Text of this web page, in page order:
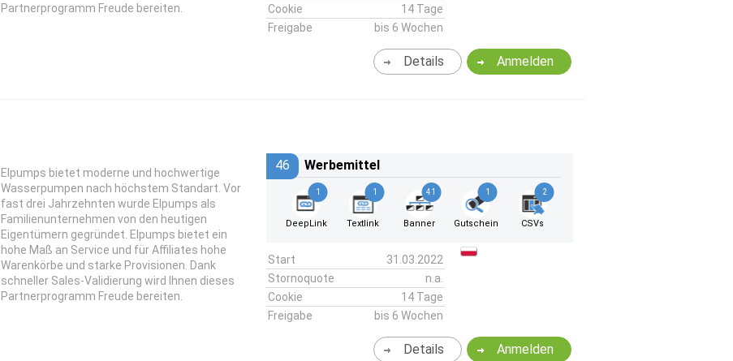
Partnerprogramm Freude bereiten.
Cookie
14 Tage
Freigabe
bis 6 Wochen
Anmelden
Details
Elpumps bietet moderne und hochwertige
Wasserpumpen nach höchstem Standart. Vor
fast drei Jahrzehnten wurde Elpumps als
Familienunternehmen von den heutigen
Eigentümern gegründet. Elpumps bietet ein
hohe Maß an Service und für Affiliates hohe
Warenkörbe und starke Provisionen. Dank
schneller Sales-Validierung wird Ihnen dieses
Partnerprogramm Freude bereiten.
46 Werbemittel
1
DeepLink
1
Textlink
41
Banner
1
Gutschein
2
CSVs
Start
31.03.2022
Stornoquote
n.a.
Cookie
14 Tage
Freigabe
bis 6 Wochen
Anmelden
Details